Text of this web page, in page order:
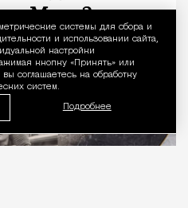
Уведомление
системы для сбора и
и использовании сайта,
настройки
кнопку «Принять» или
соглашаетесь на обработку
систем.
Подробнее